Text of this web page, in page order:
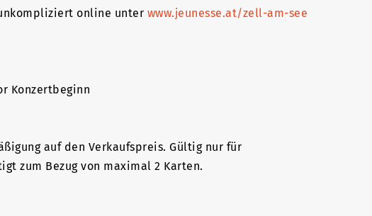
online unter www.jeunesse.at/zell-am-see
Konzertbeginn
auf den Verkaufspreis. Gültig nur für
zum Bezug von maximal 2 Karten.